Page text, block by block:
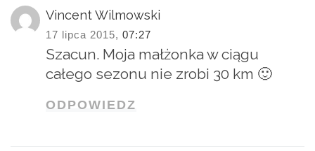
Vincent Wilmowski
17 lipca 2015, 07:27
Szacun. Moja małżonka w ciągu
całego sezonu nie zrobi 30 km 🙂
ODPOWIEDZ